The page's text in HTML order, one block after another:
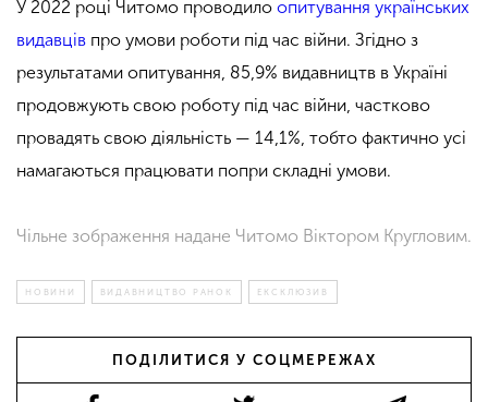
У 2022 році Читомо проводило опитування українських
видавців про умови роботи під час війни. Згідно з
результатами опитування, 85,9% видавництв в Україні
продовжують свою роботу під час війни, частково
провадять свою діяльність — 14,1%, тобто фактично усі
намагаються працювати попри складні умови.
Чільне зображення надане Читомо Віктором Кругловим.
НОВИНИ ВИДАВНИЦТВО РАНОК ЕКСКЛЮЗИВ
ПОДІЛИТИСЯ У СОЦМЕРЕЖАХ